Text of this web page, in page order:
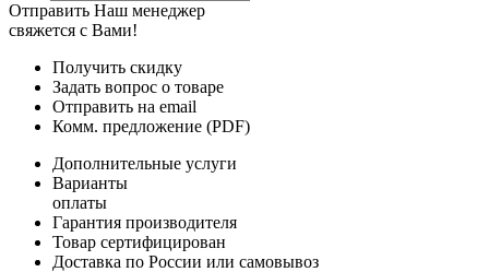
Отправить Наш менеджер
свяжется с Вами!
Получить скидку
Задать вопрос о товаре
Отправить на email
Комм. предложение (PDF)
Дополнительные услуги
Варианты
оплаты
Гарантия производителя
Товар сертифицирован
Доставка по России или самовывоз